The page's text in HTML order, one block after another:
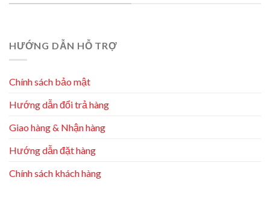
HƯỚNG DẪN HỖ TRỢ
Chính sách bảo mật
Hướng dẫn đổi trả hàng
Giao hàng & Nhận hàng
Hướng dẫn đặt hàng
Chính sách khách hàng